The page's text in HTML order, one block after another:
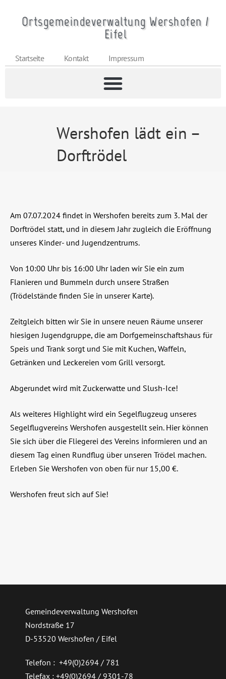
Ortsgemeindeverwaltung Wershofen /
Eifel
Startseite Kontakt Impressum
Wershofen lädt ein –
Dorftrödel
Am 07.07.2024 findet in Wershofen bereits zum 3. Mal der
Dorftrödel statt, und in diesem Jahr zugleich die Eröffnung
unseres Kinder- und Jugendzentrums.
Von 10:00 Uhr bis 16:00 Uhr laden wir Sie ein zum
Flanieren und Bummeln durch unsere Straßen
(Trödelstände finden Sie in unserer Karte).
Zeitgleich bitten wir Sie in unsere neuen Räume unserer
hiesigen Jugendgruppe, die am Dorfgemeinschaftshaus für
Speis und Trank sorgt und Sie mit Kuchen, Waffeln,
Getränken und Leckereien vom Grill versorgt.
Abgerundet wird mit Zuckerwatte und Slush-Ice!
Als weiteres Highlight wird ein Segelflugzeug unseres
Segelflugvereins Wershofen ausgestellt sein. Hier können
Sie sich über die Fliegerei des Vereins informieren und an
diesem Tag einen Rundflug über unseren Trödel machen.
Erleben Sie Wershofen von oben für nur 15,00 €.
Wershofen freut sich auf Sie!
Gemeindeverwaltung Wershofen
Nordstraße 17
D-53520 Wershofen / Eifel
Telefon : +49(0)2694 / 781
Telefax : +49(0)2694 / 9301-78